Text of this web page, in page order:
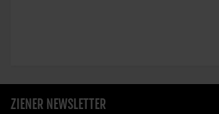
ZIENER NEWSLETTER